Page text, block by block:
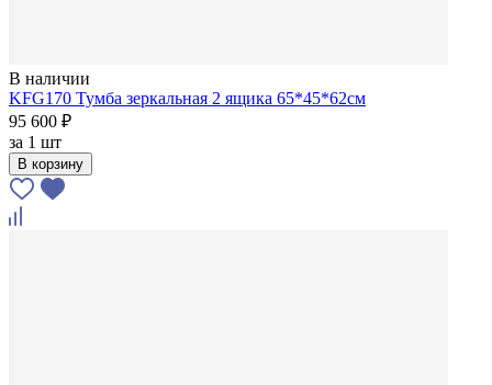
В наличии
KFG170 Тумба зеркальная 2 ящика 65*45*62см
95 600 ₽
за 1 шт
В корзину